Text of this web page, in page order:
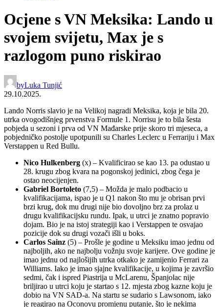
Ocjene s VN Meksika: Lando u
svojem svijetu, Max je s
razlogom puno riskirao
byLuka Tunjić
29.10.2025.
Lando Norris slavio je na Velikoj nagradi Meksika, koja je bila 20.
utrka ovogodišnjeg prvenstva Formule 1. Norrisu je to bila šesta
pobjeda u sezoni i prva od VN Mađarske prije skoro tri mjeseca, a
pobjedničko postolje upotpunili su Charles Leclerc u Ferrariju i Max
Verstappen u Red Bullu.
Nico Hulkenberg (x) – Kvalificirao se kao 13. pa odustao u
28. krugu zbog kvara na pogonskoj jedinici, zbog čega je
ostao neocijenjen.
Gabriel Bortoleto (7,5) – Možda je malo podbacio u
kvalifikacijama, ispao je u Q1 nakon što mu je obrisan prvi
brzi krug, dok mu drugi nije bio dovoljno brz za prolaz u
drugu kvalifikacijsku rundu. Ipak, u utrci je znatno popravio
dojam. Bio je na istoj strategiji kao i Verstappen te osvajao
pozicije dok su drugi vozači išli u boks.
Carlos Sainz (5) – Prošle je godine u Meksiku imao jednu od
najboljih, ako ne najbolju vožnju svoje karijere. Ove godine je
imao jednu od najlošijih utrka otkako je zamijenio Ferrari za
Williams. Iako je imao sjajne kvalifikacije, u kojima je završio
sedmi, čak i ispred Piastrija u McLarenu, Španjolac nije
briljirao u utrci koju je startao s 12. mjesta zbog kazne koju je
dobio na VN SAD-a. Na startu se sudario s Lawsonom, iako
je reagirao na Oconovu promjenu putanje, što je nekima